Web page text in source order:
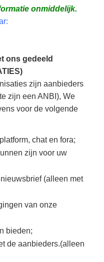
onmiddelijk.
ons gedeeld
zijn aanbieders
zijn een ANBI), We
voor de volgende
chat en fora;
zijn voor uw
(alleen met
van onze
bieden;
de aanbieders.(alleen